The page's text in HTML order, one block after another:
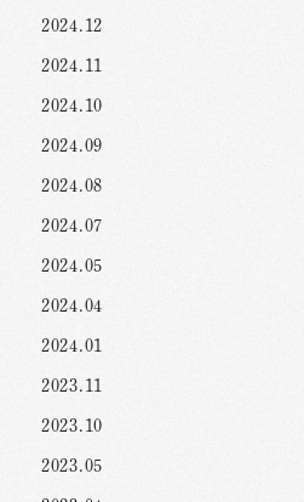
2024.12
2024.11
2024.10
2024.09
2024.08
2024.07
2024.05
2024.04
2024.01
2023.11
2023.10
2023.05